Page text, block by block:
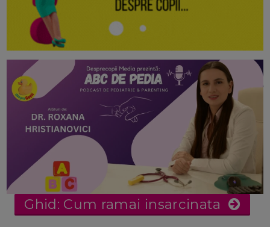
Ghid: Cum ramai insarcinata